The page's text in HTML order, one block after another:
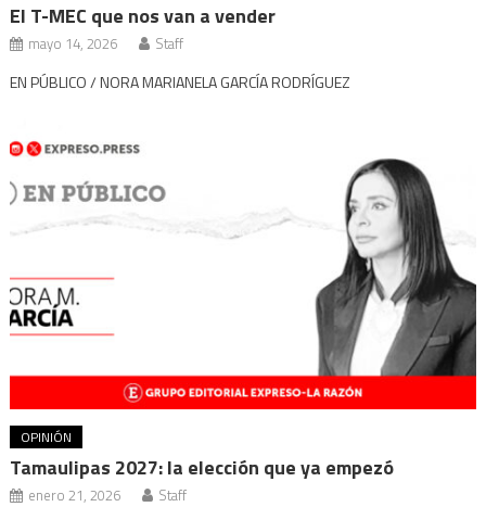
El T-MEC que nos van a vender
mayo 14, 2026 Staff
EN PÚBLICO / NORA MARIANELA GARCÍA RODRÍGUEZ
OPINIÓN
Tamaulipas 2027: la elección que ya empezó
enero 21, 2026 Staff